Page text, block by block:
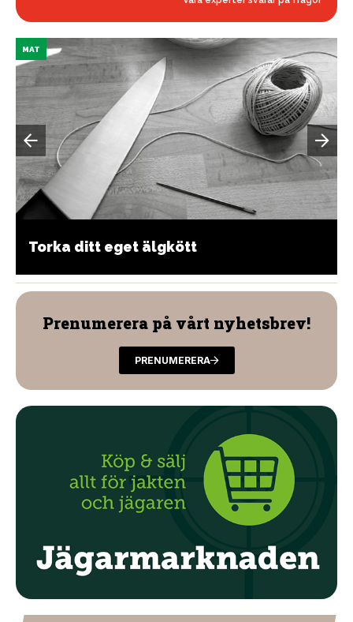
MAT
Torka ditt eget älgkött
Prenumerera på vårt nyhetsbrev!
PRENUMERERA